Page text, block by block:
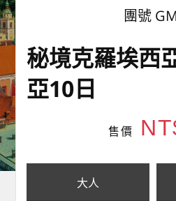
團號
秘境克羅埃西
亞10日
售價
大人